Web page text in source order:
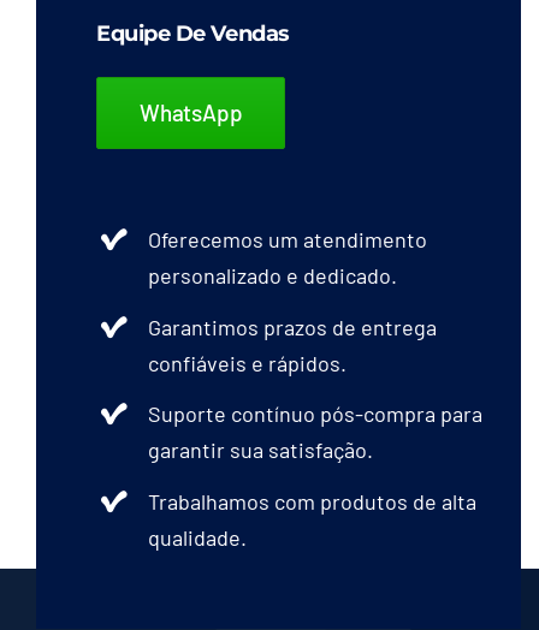
opções
escolhidas
do
produto
Equipe De Vendas
WhatsApp
Oferecemos um atendimento
personalizado e dedicado.
Garantimos prazos de entrega
confiáveis e rápidos.
Suporte contínuo pós-compra para
garantir sua satisfação.
Trabalhamos com produtos de alta
qualidade.